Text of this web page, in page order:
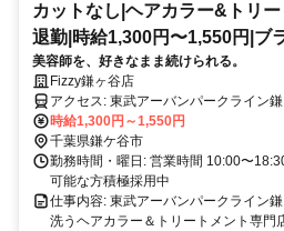
カットなし|ヘアカラー&トリ
退勤|時給1,300円〜1,550円|ブ
口すぐ
美容師を、好きなまま続けられる。
Fizzy鎌ヶ谷店
アクセス: 東武アーバンパークライン鎌ヶ谷駅西口徒歩10秒 駅チカで
通勤便利です♪
時給1,300円～1,550円
千葉県鎌ケ谷市
勤務時間・曜日: 営業時間 10:00〜
可能な方積極採用中
仕事内容: 東武アーバンパークライン
洗うヘアカラー＆トリートメント専門